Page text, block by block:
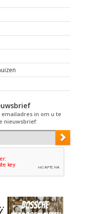
in om u te
nieuwsbrief: